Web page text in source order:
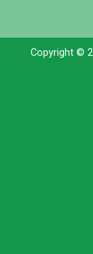
Copyright ©